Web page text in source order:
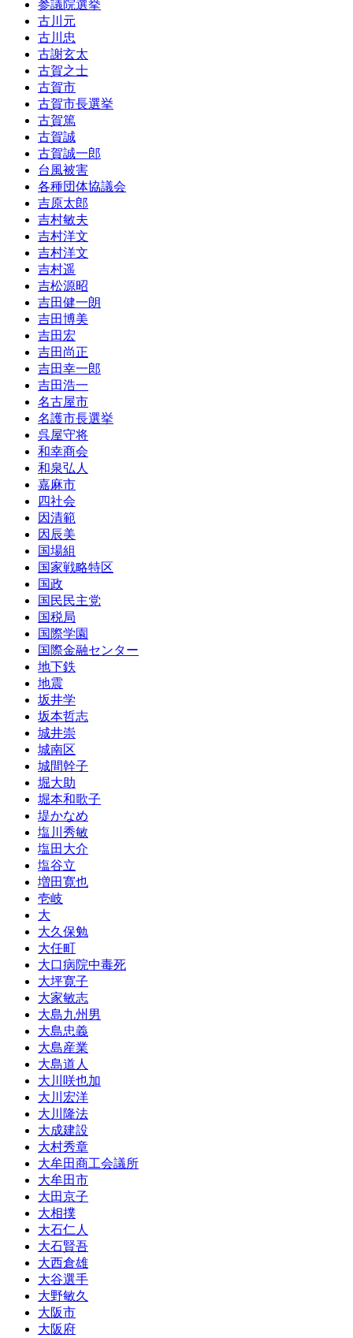
参議院選挙
古川元
古川忠
古謝玄太
古賀之士
古賀市
古賀市長選挙
古賀篤
古賀誠
古賀誠一郎
台風被害
各種団体協議会
吉原太郎
吉村敏夫
吉村洋文
吉村洋文
吉村遥
吉松源昭
吉田健一朗
吉田博美
吉田宏
吉田尚正
吉田幸一郎
吉田浩一
名古屋市
名護市長選挙
呉屋守将
和幸商会
和泉弘人
嘉麻市
四社会
因清範
因辰美
国場組
国家戦略特区
国政
国民民主党
国税局
国際学園
国際金融センター
地下鉄
地震
坂井学
坂本哲志
城井崇
城南区
城間幹子
堀大助
堀本和歌子
堤かなめ
塩川秀敏
塩田大介
塩谷立
増田寛也
壱岐
大
大久保勉
大任町
大口病院中毒死
大坪寛子
大家敏志
大島九州男
大島忠義
大島産業
大島道人
大川咲也加
大川宏洋
大川隆法
大成建設
大村秀章
大牟田商工会議所
大牟田市
大田京子
大相撲
大石仁人
大石賢吾
大西倉雄
大谷選手
大野敏久
大阪市
大阪府